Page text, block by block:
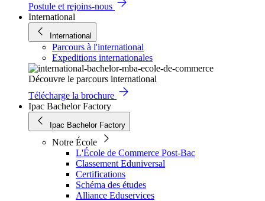
Postule et rejoins-nous
International
International
Parcours à l'international
Expeditions internationales
Découvre le parcours international
Télécharge la brochure
Ipac Bachelor Factory
Ipac Bachelor Factory
Notre École
L'École de Commerce Post-Bac
Classement Eduniversal
Certifications
Schéma des études
Alliance Eduservices